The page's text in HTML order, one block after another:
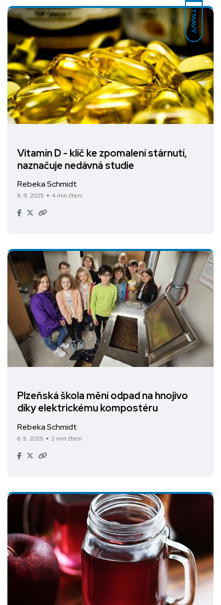
TMAVÝ
Vitamín D - klíč ke zpomalení stárnutí,
naznačuje nedávná studie
Rebeka Schmidt
9. 9. 2025 4 min čtení
Plzeňská škola mění odpad na hnojivo
díky elektrickému kompostéru
Rebeka Schmidt
6. 9. 2025 2 min čtení